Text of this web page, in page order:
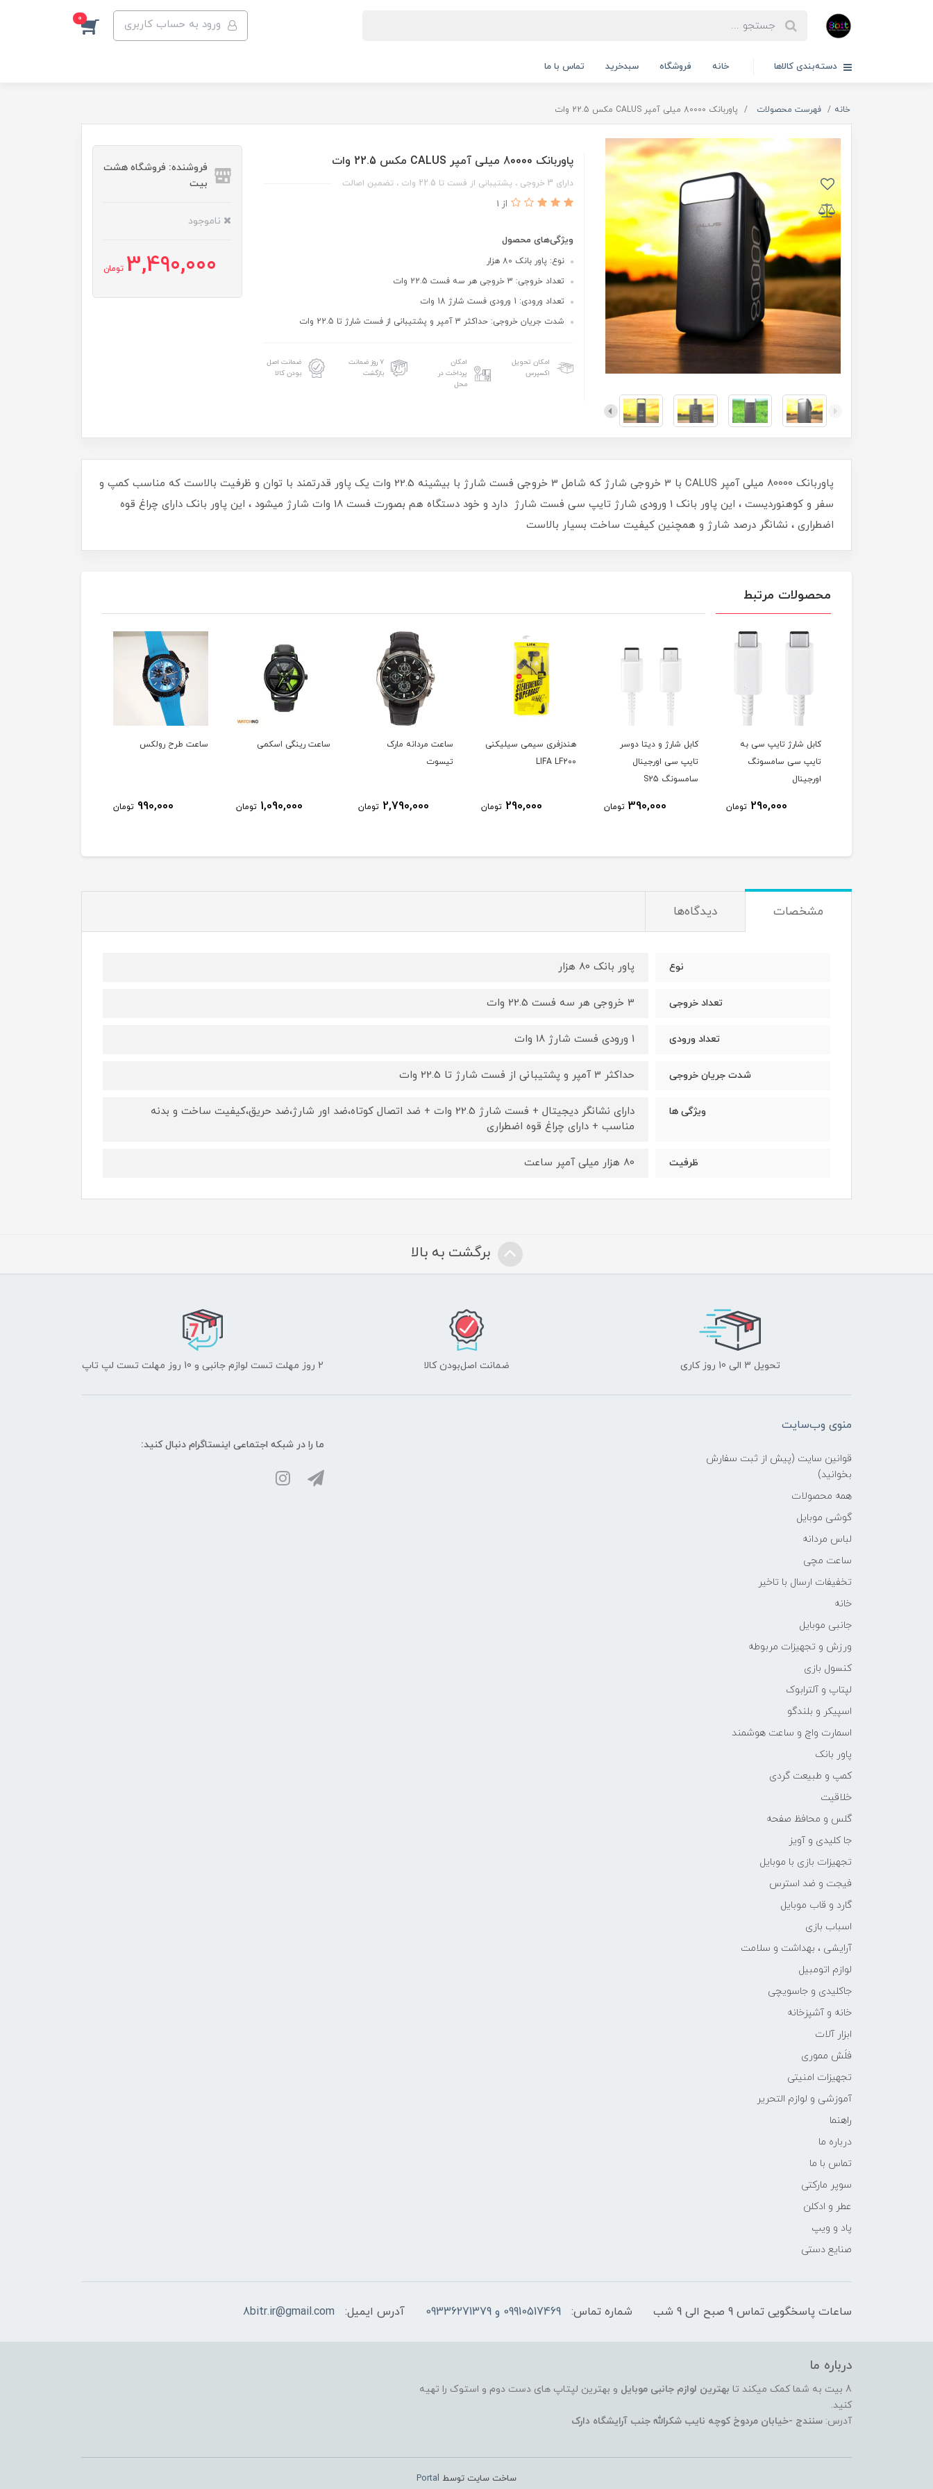
ورود به حساب کاربری 0
دسته‌بندی کالاها خانه فروشگاه سبدخرید تماس با ما
خانه فهرست محصولات پاوربانک 80000 میلی آمپر CALUS مکس 22.5 وات
پاوربانک 80000 میلی آمپر CALUS مکس 22.5 وات
دارای 3 خروجی ، پشتیبانی از فست تا 22.5 وات ، تضمین اصالت
از 1
ویژگی‌های محصول
نوع: پاور بانک 80 هزار
تعداد خروجی: 3 خروجی هر سه فست 22.5 وات
تعداد ورودی: 1 ورودی فست شارژ 18 وات
شدت جریان خروجی: حداکثر 3 آمپر و پشتیبانی از فست شارژ تا 22.5 وات
امکان تحویل
اکسپرس
امکان
پرداخت در
محل
۷ روز ضمانت
بازگشت
ضمانت اصل
بودن کالا
فروشنده: فروشگاه هشت
بیت
ناموجود
3,490,000 تومان
پاوربانک 80000 میلی آمپر CALUS با 3 خروجی شارژ که شامل 3 خروجی فست شارژ با بیشینه 22.5 وات یک پاور قدرتمند با توان و ظرفیت بالاست که مناسب کمپ و
سفر و کوهنوردیست ، این پاور بانک 1 ورودی شارژ تایپ سی فست شارژ دارد و خود دستگاه هم بصورت فست 18 وات شارژ میشود ، این پاور بانک دارای چراغ قوه
اضطراری ، نشانگر درصد شارژ و همچنین کیفیت ساخت بسیار بالاست
محصولات مرتبط
کابل شارژ تایپ سی به
تایپ سی سامسونگ
اورجینال
290,000 تومان
کابل شارژ و دیتا دوسر
تایپ سی اورجینال
سامسونگ S25
390,000 تومان
هندزفری سیمی سیلیکنی
LIFA LF200
290,000 تومان
ساعت مردانه مارک
تیسوت
2,790,000 تومان
ساعت رینگی اسکمی
1,090,000 تومان
ساعت طرح رولکس
990,000 تومان
مشخصات دیدگاه‌ها
نوع پاور بانک 80 هزار
تعداد خروجی 3 خروجی هر سه فست 22.5 وات
تعداد ورودی 1 ورودی فست شارژ 18 وات
شدت جریان خروجی حداکثر 3 آمپر و پشتیبانی از فست شارژ تا 22.5 وات
ویژگی ها
دارای نشانگر دیجیتال + فست شارژ 22.5 وات + ضد اتصال کوتاه،ضد اور شارژ،ضد حریق،کیفیت ساخت و بدنه
مناسب + دارای چراغ قوه اضطراری
ظرفیت 80 هزار میلی آمپر ساعت
برگشت به بالا
تحویل 3 الی 10 روز کاری ضمانت اصل‌بودن کالا 2 روز مهلت تست لوازم جانبی و 10 روز مهلت تست لپ تاپ
منوی وب‌سایت
قوانین سایت (پیش از ثبت سفارش
بخوانید)
همه محصولات
گوشی موبایل
لباس مردانه
ساعت مچی
تخفیفات ارسال با تاخیر
خانه
جانبی موبایل
ورزش و تجهیزات مربوطه
کنسول بازی
لپتاپ و آلترابوک
اسپیکر و بلندگو
اسمارت واچ و ساعت هوشمند
پاور بانک
کمپ و طبیعت گردی
خلاقیت
گلس و محافظ صفحه
جا کلیدی و آویز
تجهیزات بازی با موبایل
فیجت و ضد استرس
گارد و قاب موبایل
اسباب بازی
آرایشی ، بهداشت و سلامت
لوازم اتومبیل
جاکلیدی و جاسویچی
خانه و آشپزخانه
ابزار آلات
فلَش مموری
تجهیزات امنیتی
آموزشی و لوازم التحریر
راهنما
درباره ما
تماس با ما
سوپر مارکتی
عطر و ادکلن
پاد و ویپ
صنایع دستی
ما را در شبکه‌ اجتماعی اینستاگرام دنبال کنید:
ساعات پاسخگویی تماس 9 صبح الی 9 شب شماره تماس: 09910517469 و 09336271379 آدرس ایمیل: 8bitr.ir@gmail.com
درباره ما
8 بیت به شما کمک میکند تا بهترین لوازم جانبی موبایل و بهترین لپتاپ های دست دوم و استوک را تهیه
کنید.
آدرس: سنندج -خیابان مردوخ کوچه نایب شکرالله جنب آرایشگاه دارک
ساخت سایت توسط Portal